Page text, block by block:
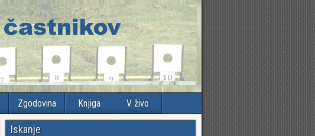
Zgodovina Knjiga V živo
Iskanje